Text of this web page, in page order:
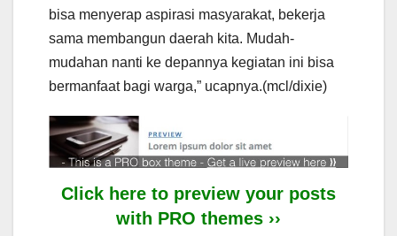
bisa menyerap aspirasi masyarakat, bekerja
sama membangun daerah kita. Mudah-
mudahan nanti ke depannya kegiatan ini bisa
bermanfaat bagi warga,” ucapnya.(mcl/dixie)
Click here to preview your posts
with PRO themes ››